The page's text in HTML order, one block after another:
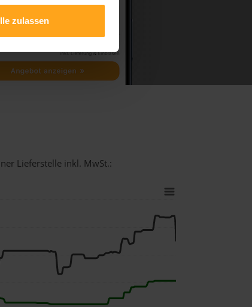
zulassen
Lieferstelle inkl. MwSt.: